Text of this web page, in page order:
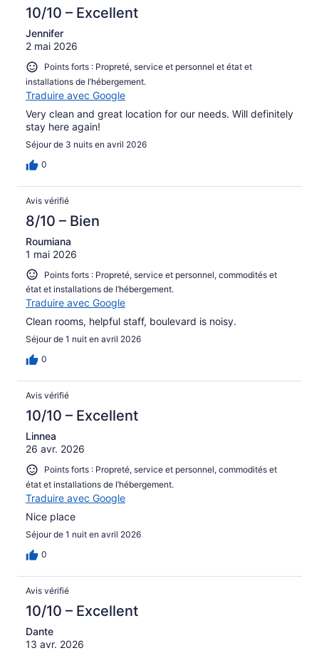
10/10 – Excellent
Jennifer
2 mai 2026
Points forts : Propreté, service et personnel et état et
installations de l’hébergement.
Traduire avec Google
Very clean and great location for our needs. Will definitely
stay here again!
Séjour de 3 nuits en avril 2026
0
Avis vérifié
8/10 – Bien
Roumiana
1 mai 2026
Points forts : Propreté, service et personnel, commodités et
état et installations de l’hébergement.
Traduire avec Google
Clean rooms, helpful staff, boulevard is noisy.
Séjour de 1 nuit en avril 2026
0
Avis vérifié
10/10 – Excellent
Linnea
26 avr. 2026
Points forts : Propreté, service et personnel, commodités et
état et installations de l’hébergement.
Traduire avec Google
Nice place
Séjour de 1 nuit en avril 2026
0
Avis vérifié
10/10 – Excellent
Dante
13 avr. 2026